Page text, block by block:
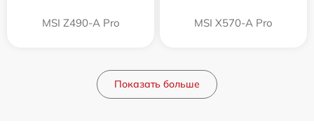
MSI Z490-A Pro MSI X570-A Pro
Показать больше